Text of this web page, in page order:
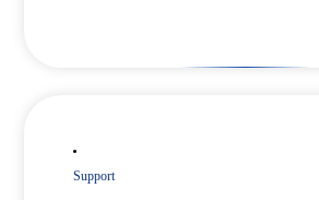
Support